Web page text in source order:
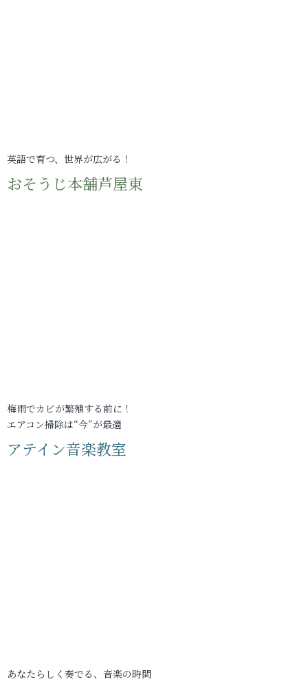
英語で育つ、世界が広がる！
おそうじ本舗芦屋東
梅雨でカビが繁殖する前に！
エアコン掃除は“今”が最適
アテイン音楽教室
あなたらしく奏でる、音楽の時間